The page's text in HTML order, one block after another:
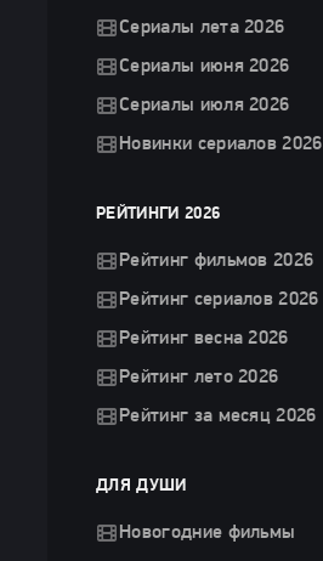
Сериалы лета 2026
Сериалы июня 2026
Сериалы июля 2026
Новинки сериалов 2026
РЕЙТИНГИ 2026
Рейтинг фильмов 2026
Рейтинг сериалов 2026
Рейтинг весна 2026
Рейтинг лето 2026
Рейтинг за месяц 2026
ДЛЯ ДУШИ
Новогодние фильмы